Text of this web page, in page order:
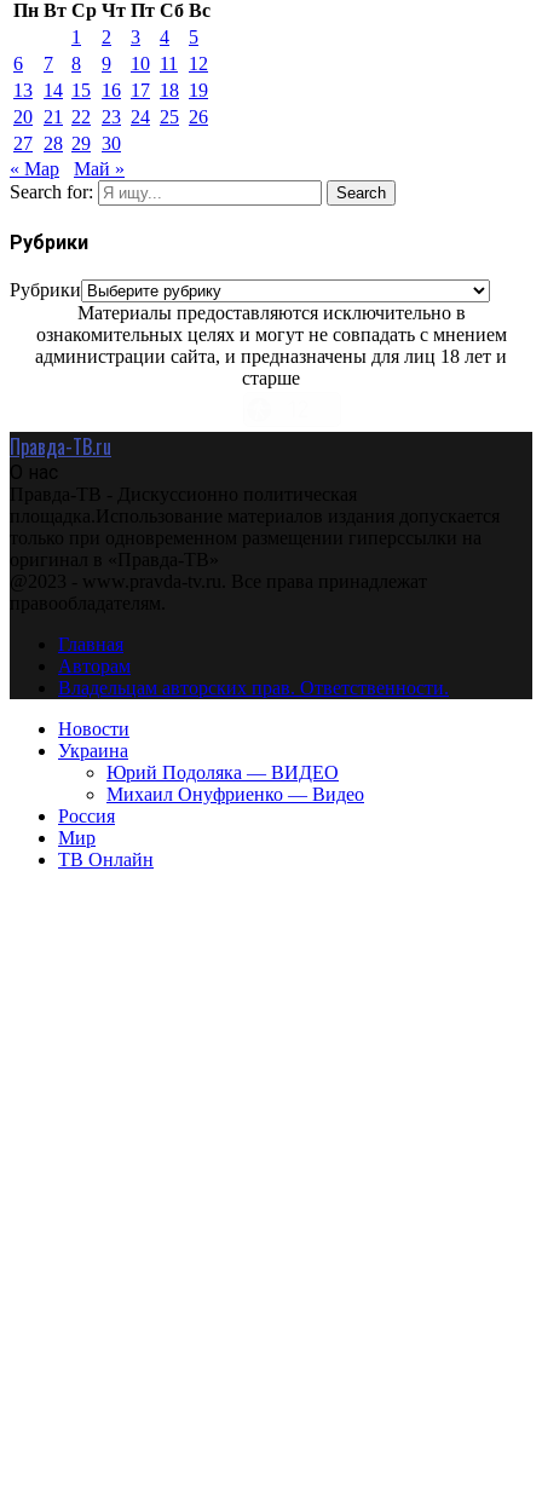
Пн Вт Ср Чт Пт Сб Вс
1
2 3 4
5
6
7 8 9 10 11
12
13 14 15 16 17 18 19
20 21 22 23 24 25 26
27 28 29 30
« Мар
Май »
Search for:
Search
Рубрики
Рубрики
Материалы предоставляются исключительно в
ознакомительных целях и могут не совпадать с мнением
администрации сайта, и предназначены для лиц 18 лет и
старше
Правда-ТВ.ru
О нас
Правда-ТВ - Дискуссионно политическая
площадка.Использование материалов издания допускается
только при одновременном размещении гиперссылки на
оригинал в «Правда-ТВ»
@2023 - www.pravda-tv.ru. Все права принадлежат
правообладателям.
Главная
Авторам
Владельцам авторских прав. Ответственности.
Новости
Украина
Юрий Подоляка — ВИДЕО
Михаил Онуфриенко — Видео
Россия
Мир
ТВ Онлайн